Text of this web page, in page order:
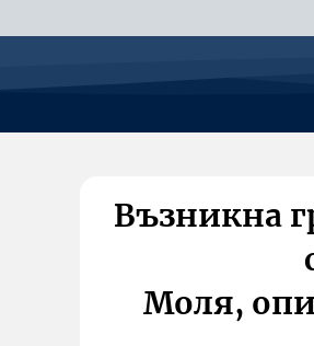
Възникна
Моля,